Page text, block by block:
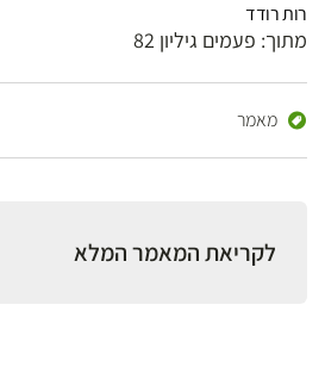
רות רודד
מתוך: פעמים גיליון 82
מאמר
לקריאת המאמר המלא